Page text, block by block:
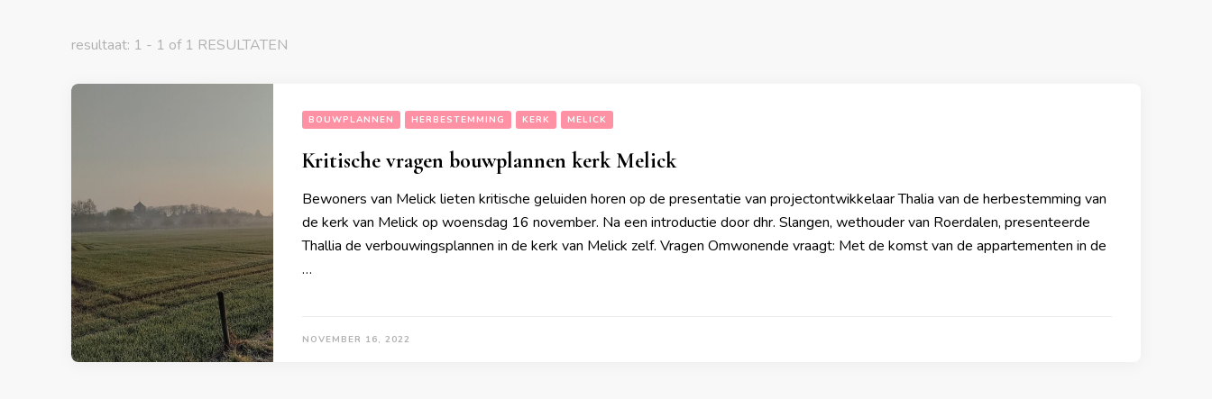
resultaat: 1 - 1 of 1 RESULTATEN
BOUWPLANNEN HERBESTEMMING KERK MELICK
Kritische vragen bouwplannen kerk Melick
Bewoners van Melick lieten kritische geluiden horen op de presentatie van projectontwikkelaar Thalia van de herbestemming van
de kerk van Melick op woensdag 16 november. Na een introductie door dhr. Slangen, wethouder van Roerdalen, presenteerde
Thallia de verbouwingsplannen in de kerk van Melick zelf. Vragen Omwonende vraagt: Met de komst van de appartementen in de
…
NOVEMBER 16, 2022